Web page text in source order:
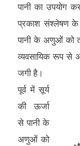
पानी का उपयोग
प्रकाश संश्लेषण के
पानी के अणुओं को
व्यवसायिक रूप से
जगी है।
पूर्व में सूर्य
की ऊर्जा
से पानी के
अणुओं को